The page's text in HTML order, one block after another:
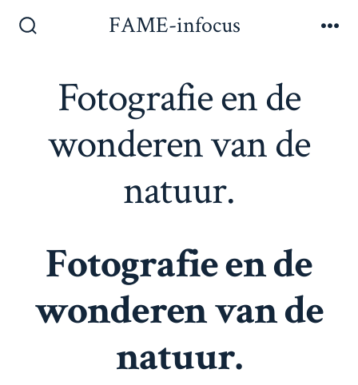
overslaan
FAME-infocus
Fotografie en de
wonderen van de
natuur.
Fotografie en de
wonderen van de
natuur.